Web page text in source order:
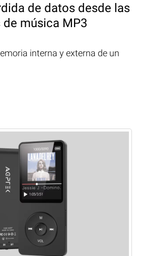
de datos desde las
música MP3
interna y externa de un